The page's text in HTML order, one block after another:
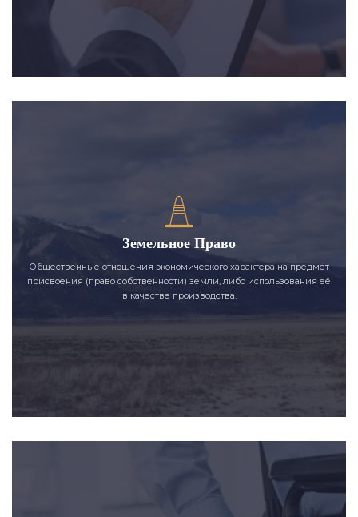
Земельное Право
Общественные отношения экономического характера на предмет
присвоения (право собственности) земли, либо использования её
в качестве производства.